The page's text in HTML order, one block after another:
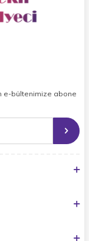
e-bültenimize abone